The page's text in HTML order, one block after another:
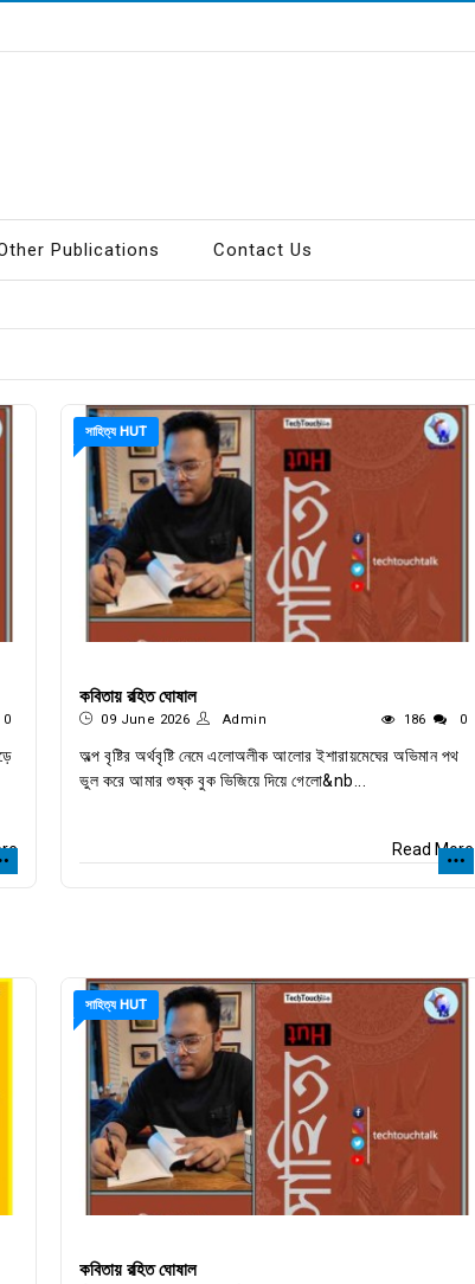
Publications Contact Us
0
সাহিত্য HUT
কবিতায় রহিত ঘোষাল
09 June 2026 Admin 186 0
অল্প বৃষ্টির অর্থবৃষ্টি নেমে এলোঅলীক আলোর ইশারায়মেঘের অভিমান পথ
ভুল করে আমার শুষ্ক বুক ভিজিয়ে দিয়ে গেলো&nb...
Read More
সাহিত্য HUT
কবিতায় রহিত ঘোষাল